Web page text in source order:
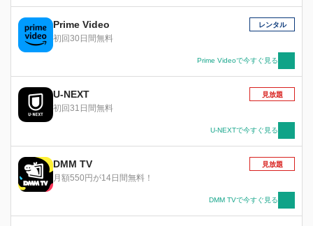
番、大人気コミック「はたらく細胞」が待望のテ
レビアニメ化！ 誰もが共感できる、体内細胞擬
人化ストーリー！
Prime Video
初回30日間無料
レンタル
Prime Videoで今すぐ見る
U-NEXT
初回31日間無料
見放題
U-NEXTで今すぐ見る
DMM TV
月額550円が14日間無料！
見放題
DMM TVで今すぐ見る